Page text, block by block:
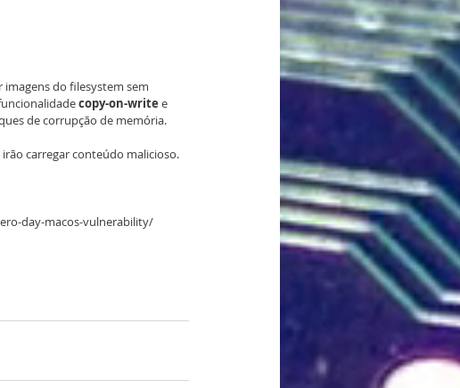
do filesystem sem
copy-on-write e
de corrupção de memória.
carregar conteúdo malicioso.
day-macos-vulnerability/